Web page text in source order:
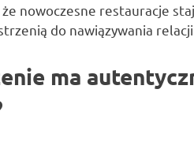
nowoczesne restauracje
do nawiązywania relacji
ma